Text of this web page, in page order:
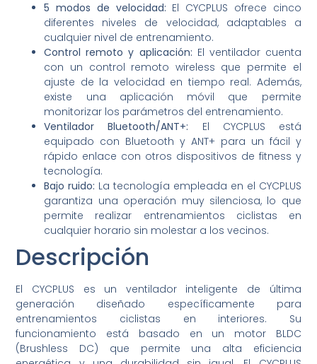
5 modos de velocidad: El CYCPLUS ofrece cinco
diferentes niveles de velocidad, adaptables a
cualquier nivel de entrenamiento.
Control remoto y aplicación: El ventilador cuenta
con un control remoto wireless que permite el
ajuste de la velocidad en tiempo real. Además,
existe una aplicación móvil que permite
monitorizar los parámetros del entrenamiento.
Ventilador Bluetooth/ANT+: El CYCPLUS está
equipado con Bluetooth y ANT+ para un fácil y
rápido enlace con otros dispositivos de fitness y
tecnología.
Bajo ruido: La tecnología empleada en el CYCPLUS
garantiza una operación muy silenciosa, lo que
permite realizar entrenamientos ciclistas en
cualquier horario sin molestar a los vecinos.
Descripción
El CYCPLUS es un ventilador inteligente de última
generación diseñado específicamente para
entrenamientos ciclistas en interiores. Su
funcionamiento está basado en un motor BLDC
(Brushless DC) que permite una alta eficiencia